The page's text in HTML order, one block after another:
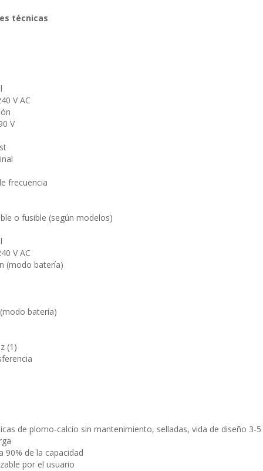
técnicas
V AC
V
frecuencia
o fusible (según modelos)
V AC
(modo batería)
batería)
(1)
de plomo-calcio sin mantenimiento, selladas, vida de diseño 3-
90% de la capacidad
por el usuario